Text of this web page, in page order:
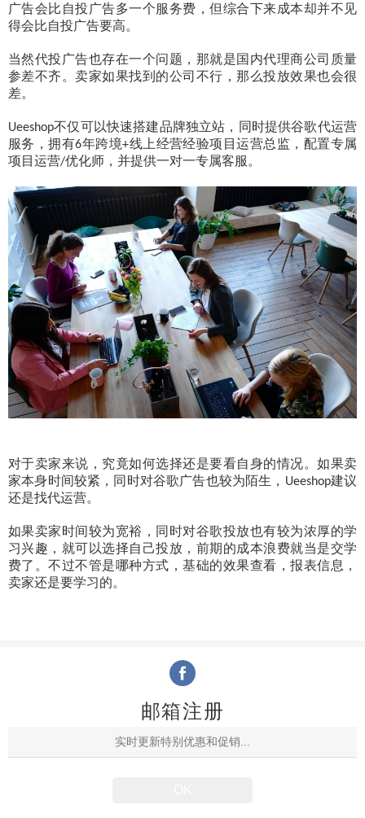
广告会比自投广告多一个服务费，但综合下来成本却并不见
得会比自投广告要高。
当然代投广告也存在一个问题，那就是国内代理商公司质量
参差不齐。卖家如果找到的公司不行，那么投放效果也会很
差。
Ueeshop不仅可以快速搭建品牌独立站，同时提供谷歌代运营
服务，拥有6年跨境+线上经营经验项目运营总监，配置专属
项目运营/优化师，并提供一对一专属客服。
对于卖家来说，究竟如何选择还是要看自身的情况。如果卖
家本身时间较紧，同时对谷歌广告也较为陌生， Ueeshop建议
还是找代运营。
如果卖家时间较为宽裕，同时对谷歌投放也有较为浓厚的学
习兴趣，就可以选择自己投放，前期的成本浪费就当是交学
费了。不过不管是哪种方式，基础的效果查看，报表信息，
卖家还是要学习的。
邮箱注册